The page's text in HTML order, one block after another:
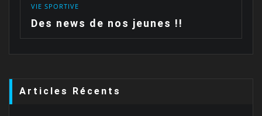
VIE SPORTIVE
Des news de nos jeunes !!
Articles Récents